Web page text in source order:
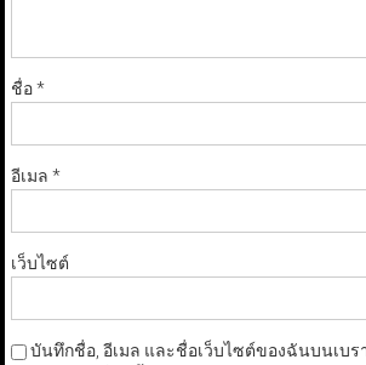
ชื่อ*
อีเมล *
เว็บไซต์
บันทึกชื่อ, อีเมล และชื่อเว็บไซต์ของฉันบนเบร